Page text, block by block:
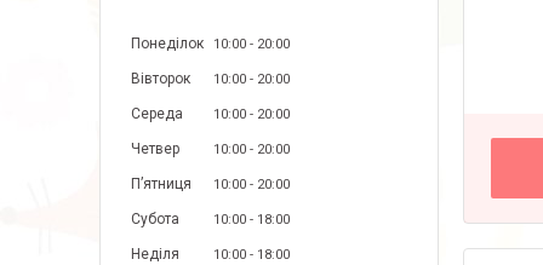
Понеділок 10:00 20:00
Вівторок 10:00 20:00
Середа 10:00 20:00
Четвер 10:00 20:00
Пʼятниця 10:00 20:00
Субота 10:00 18:00
Неділя 10:00 18:00